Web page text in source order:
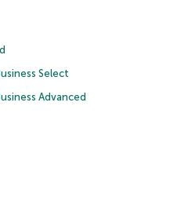
Select
Advanced